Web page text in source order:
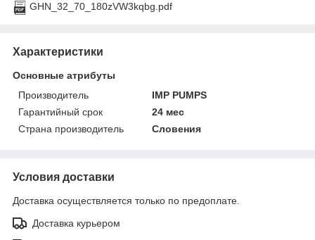
GHN_32_70_180zVW3kqbg.pdf
Характеристики
Основные атрибуты
Производитель
IMP PUMPS
Гарантийный срок
24 мес
Страна производитель
Словения
Условия доставки
Доставка осуществляется только по предоплате.
Доставка курьером